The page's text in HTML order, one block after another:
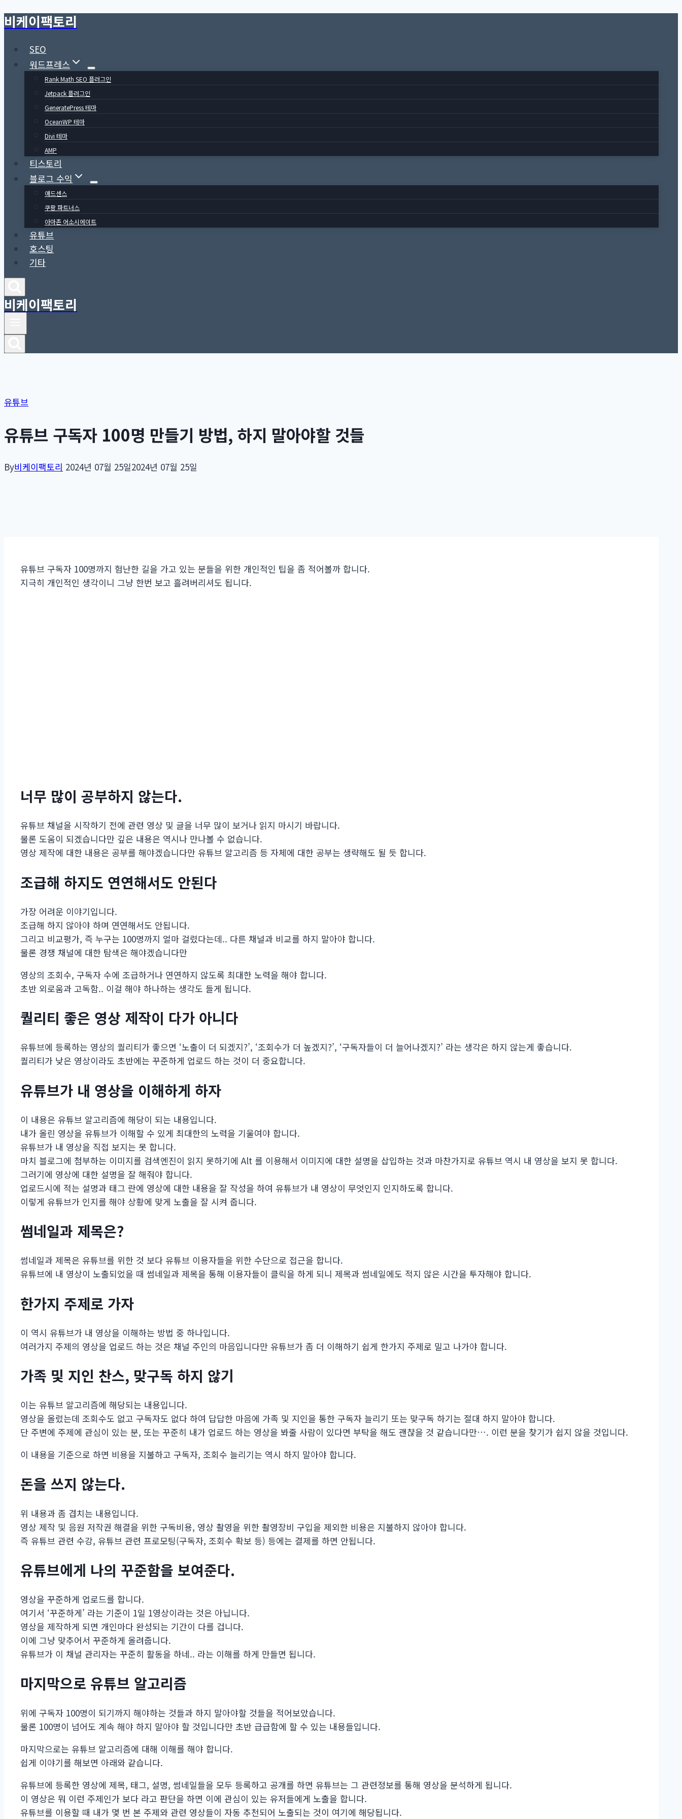
Skip
to
content
비케이팩토리
SEO
워드프레스
Rank Math SEO 플러그인
Jetpack 플러그인
GeneratePress 테마
OceanWP 테마
Divi 테마
AMP
티스토리
블로그 수익
애드센스
쿠팡 파트너스
아마존 어소시에이트
유튜브
호스팅
기타
비케이팩토리
유튜브
유튜브 구독자 100명 만들기 방법, 하지 말아야할 것들
By비케이팩토리 2024년 07월 25일2024년 07월 25일
유튜브 구독자 100명까지 험난한 길을 가고 있는 분들을 위한 개인적인 팁을 좀 적어볼까 합니다.
지극히 개인적인 생각이니 그냥 한번 보고 흘려버리셔도 됩니다.
너무 많이 공부하지 않는다.
유튜브 채널을 시작하기 전에 관련 영상 및 글을 너무 많이 보거나 읽지 마시기 바랍니다.
물론 도움이 되겠습니다만 깊은 내용은 역시나 만나볼 수 없습니다.
영상 제작에 대한 내용은 공부를 해야겠습니다만 유튜브 알고리즘 등 자체에 대한 공부는 생략해도 될 듯 합니다.
조급해 하지도 연연해서도 안된다
가장 어려운 이야기입니다.
조급해 하지 않아야 하며 연연해서도 안됩니다.
그리고 비교평가, 즉 누구는 100명까지 얼마 걸렸다는데.. 다른 채널과 비교를 하지 말아야 합니다.
물론 경쟁 채널에 대한 탐색은 해야겠습니다만
영상의 조회수, 구독자 수에 조급하거나 연연하지 않도록 최대한 노력을 해야 합니다.
초반 외로움과 고독함.. 이걸 해야 하나하는 생각도 들게 됩니다.
퀄리티 좋은 영상 제작이 다가 아니다
유튜브에 등록하는 영상의 퀄리티가 좋으면 ‘노출이 더 되겠지?’, ‘조회수가 더 높겠지?’, ‘구독자들이 더 늘어나겠지?’ 라는 생각은 하지 않는게 좋습니다.
퀄리티가 낮은 영상이라도 초반에는 꾸준하게 업로드 하는 것이 더 중요합니다.
유튜브가 내 영상을 이해하게 하자
이 내용은 유튜브 알고리즘에 해당이 되는 내용입니다.
내가 올린 영상을 유튜브가 이해할 수 있게 최대한의 노력을 기울여야 합니다.
유튜브가 내 영상을 직접 보지는 못 합니다.
마치 블로그에 첨부하는 이미지를 검색엔진이 읽지 못하기에 Alt 를 이용해서 이미지에 대한 설명을 삽입하는 것과 마찬가지로 유튜브 역시 내 영상을 보지 못 합니다.
그러기에 영상에 대한 설명을 잘 해줘야 합니다.
업로드시에 적는 설명과 태그 란에 영상에 대한 내용을 잘 작성을 하여 유튜브가 내 영상이 무엇인지 인지하도록 합니다.
이렇게 유튜브가 인지를 해야 상황에 맞게 노출을 잘 시켜 줍니다.
썸네일과 제목은?
썸네일과 제목은 유튜브를 위한 것 보다 유튜브 이용자들을 위한 수단으로 접근을 합니다.
유튜브에 내 영상이 노출되었을 때 썸네일과 제목을 통해 이용자들이 클릭을 하게 되니 제목과 썸네일에도 적지 않은 시간을 투자해야 합니다.
한가지 주제로 가자
이 역시 유튜브가 내 영상을 이해하는 방법 중 하나입니다.
여러가지 주제의 영상을 업로드 하는 것은 채널 주인의 마음입니다만 유튜브가 좀 더 이해하기 쉽게 한가지 주제로 밀고 나가야 합니다.
가족 및 지인 찬스, 맞구독 하지 않기
이는 유튜브 알고리즘에 해당되는 내용입니다.
영상을 올렸는데 조회수도 없고 구독자도 없다 하여 답답한 마음에 가족 및 지인을 통한 구독자 늘리기 또는 맞구독 하기는 절대 하지 말아야 합니다.
단 주변에 주제에 관심이 있는 분, 또는 꾸준히 내가 업로드 하는 영상을 봐줄 사람이 있다면 부탁을 해도 괜챦을 것 같습니다만…. 이런 분을 찾기가 쉽지 않을 것입니다.
이 내용을 기준으로 하면 비용을 지불하고 구독자, 조회수 늘리기는 역시 하지 말아야 합니다.
돈을 쓰지 않는다.
위 내용과 좀 겹치는 내용입니다.
영상 제작 및 음원 저작권 해결을 위한 구독비용, 영상 촬영을 위한 촬영장비 구입을 제외한 비용은 지불하지 않아야 합니다.
즉 유튜브 관련 수강, 유튜브 관련 프로모팅(구독자, 조회수 확보 등) 등에는 결제를 하면 안됩니다.
유튜브에게 나의 꾸준함을 보여준다.
영상을 꾸준하게 업로드를 합니다.
여기서 ‘꾸준하게’ 라는 기준이 1일 1영상이라는 것은 아닙니다.
영상을 제작하게 되면 개인마다 완성되는 기간이 다를 겁니다.
이에 그냥 맞추어서 꾸준하게 올려줍니다.
유튜브가 이 채널 관리자는 꾸준히 활동을 하네.. 라는 이해를 하게 만들면 됩니다.
마지막으로 유튜브 알고리즘
위에 구독자 100명이 되기까지 해야하는 것들과 하지 말아야할 것들을 적어보았습니다.
물론 100명이 넘어도 계속 해야 하지 말아야 할 것입니다만 초반 급급함에 할 수 있는 내용들입니다.
마지막으로는 유튜브 알고리즘에 대해 이해를 해야 합니다.
쉽게 이야기를 해보면 아래와 같습니다.
유튜브에 등록한 영상에 제목, 태그, 설명, 썸네일들을 모두 등록하고 공개를 하면 유튜브는 그 관련정보를 통해 영상을 분석하게 됩니다.
이 영상은 뭐 이런 주제인가 보다 라고 판단을 하면 이에 관심이 있는 유저들에게 노출을 합니다.
유튜브를 이용할 때 내가 몇 번 본 주제와 관련 영상들이 자동 추천되어 노출되는 것이 여기에 해당됩니다.